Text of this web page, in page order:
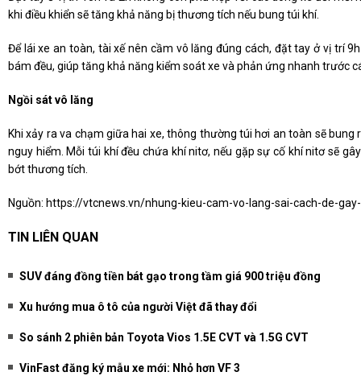
khi điều khiển sẽ tăng khả năng bị thương tích nếu bung túi khí.
Để lái xe an toàn, tài xế nên cầm vô lăng đúng cách, đặt tay ở vị trí
bám đều, giúp tăng khả năng kiểm soát xe và phản ứng nhanh trước
Ngồi sát vô lăng
Khi xảy ra va chạm giữa hai xe, thông thường túi hơi an toàn sẽ bung
nguy hiểm. Mỗi túi khí đều chứa khí nitơ, nếu gặp sự cố khí nitơ sẽ
bớt thương tích.
Nguồn: https://vtcnews.vn/nhung-kieu-cam-vo-lang-sai-cach-de-
TIN LIÊN QUAN
SUV đáng đồng tiền bát gạo trong tầm giá 900 triệu đồng
Xu hướng mua ô tô của người Việt đã thay đổi
So sánh 2 phiên bản Toyota Vios 1.5E CVT và 1.5G CVT
VinFast đăng ký mẫu xe mới: Nhỏ hơn VF 3